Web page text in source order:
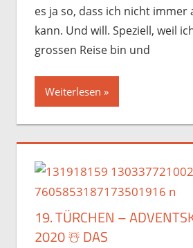
es ja so, dass ich nicht immer
kann. Und will. Speziell, weil
grossen Reise bin und
Weiterlesen
19. TÜRCHEN –
2020 ☃️️ DAS